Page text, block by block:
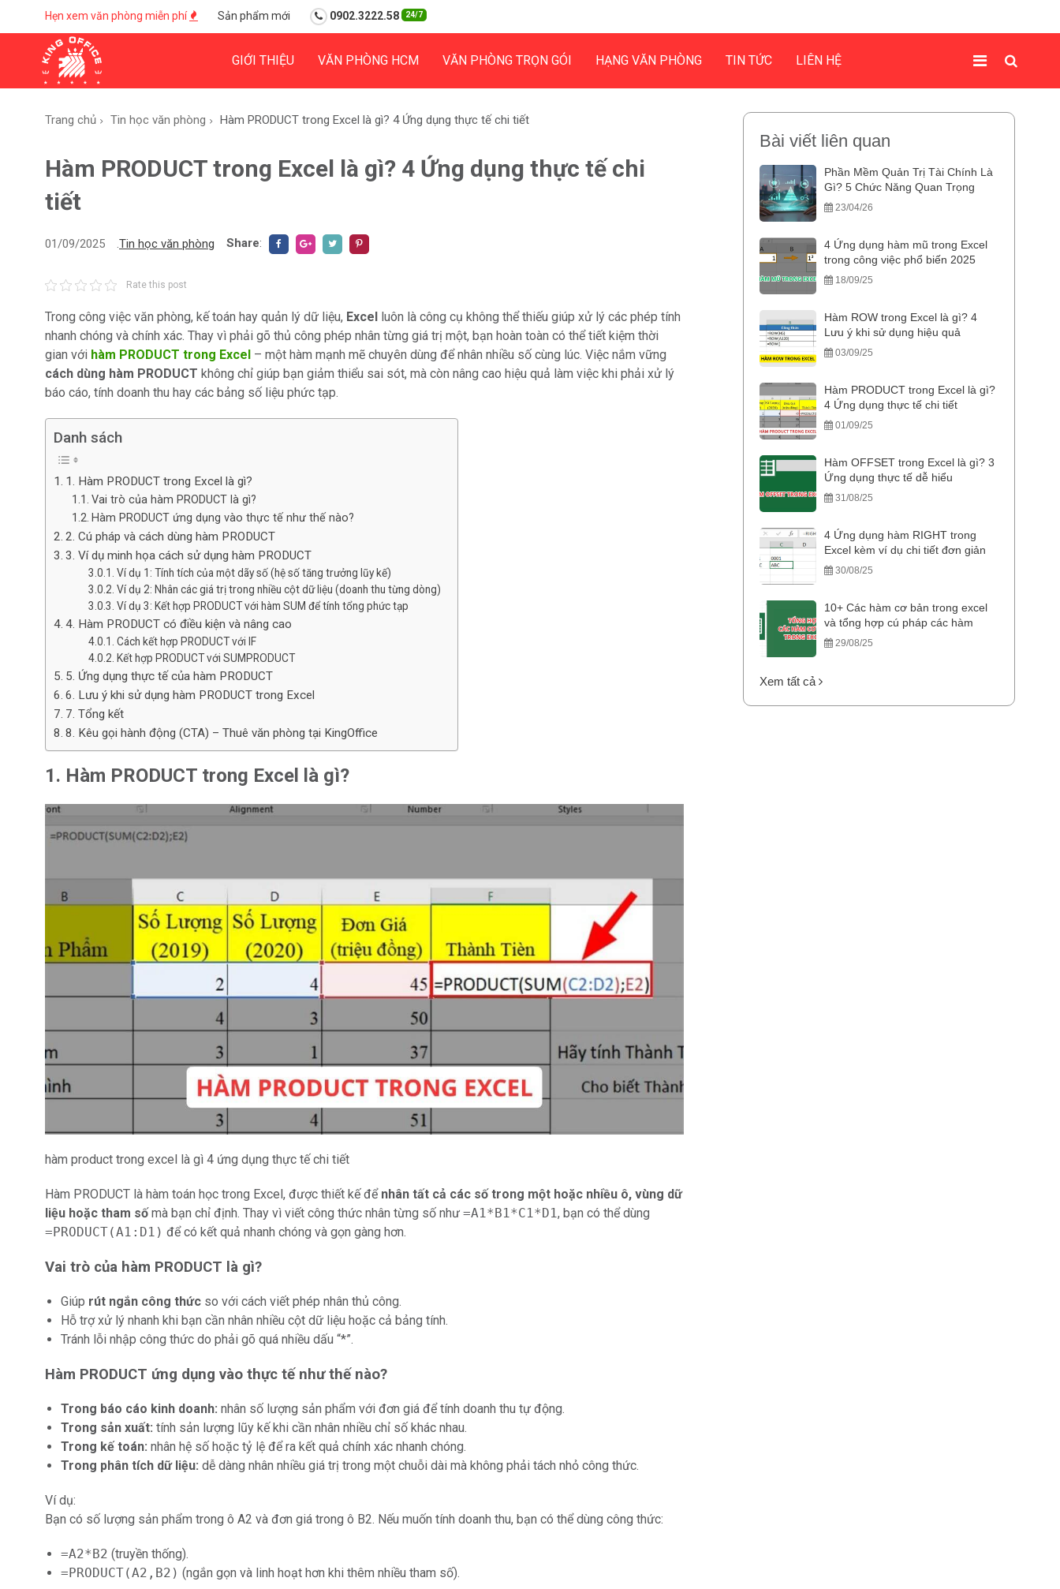
Hẹn xem văn phòng miễn phí Sản phẩm mới 0902.3222.58 24/7
GIỚI THIỆU VĂN PHÒNG HCM VĂN PHÒNG TRỌN GÓI HẠNG VĂN PHÒNG TIN TỨC LIÊN HỆ
Trang chủ Tin học văn phòng Hàm PRODUCT trong Excel là gì? 4 Ứng dụng thực tế chi tiết
Hàm PRODUCT trong Excel là gì? 4 Ứng dụng thực tế chi
tiết
01/09/2025 .Tin học văn phòng Share:
Rate this post
Trong công việc văn phòng, kế toán hay quản lý dữ liệu, Excel luôn là công cụ không thể thiếu giúp xử lý các phép tính
nhanh chóng và chính xác. Thay vì phải gõ thủ công phép nhân từng giá trị một, bạn hoàn toàn có thể tiết kiệm thời
gian với hàm PRODUCT trong Excel – một hàm mạnh mẽ chuyên dùng để nhân nhiều số cùng lúc. Việc nắm vững
cách dùng hàm PRODUCT không chỉ giúp bạn giảm thiểu sai sót, mà còn nâng cao hiệu quả làm việc khi phải xử lý
báo cáo, tính doanh thu hay các bảng số liệu phức tạp.
Danh sách
1. Hàm PRODUCT trong Excel là gì?
Vai trò của hàm PRODUCT là gì?
Hàm PRODUCT ứng dụng vào thực tế như thế nào?
2. Cú pháp và cách dùng hàm PRODUCT
3. Ví dụ minh họa cách sử dụng hàm PRODUCT
Ví dụ 1: Tính tích của một dãy số (hệ số tăng trưởng lũy kế)
Ví dụ 2: Nhân các giá trị trong nhiều cột dữ liệu (doanh thu từng dòng)
Ví dụ 3: Kết hợp PRODUCT với hàm SUM để tính tổng phức tạp
4. Hàm PRODUCT có điều kiện và nâng cao
Cách kết hợp PRODUCT với IF
Kết hợp PRODUCT với SUMPRODUCT
5. Ứng dụng thực tế của hàm PRODUCT
6. Lưu ý khi sử dụng hàm PRODUCT trong Excel
7. Tổng kết
8. Kêu gọi hành động (CTA) – Thuê văn phòng tại KingOffice
1. Hàm PRODUCT trong Excel là gì?
hàm product trong excel là gì 4 ứng dụng thực tế chi tiết
Hàm PRODUCT là hàm toán học trong Excel, được thiết kế để nhân tất cả các số trong một hoặc nhiều ô, vùng dữ
liệu hoặc tham sốmà bạn chỉ định. Thay vì viết công thức nhân từng số như =A1*B1*C1*D1 , bạn có thể dùng
=PRODUCT(A1:D1) để có kết quả nhanh chóng và gọn gàng hơn.
Vai trò của hàm PRODUCT là gì?
Giúp rút ngắn công thức so với cách viết phép nhân thủ công.
Hỗ trợ xử lý nhanh khi bạn cần nhân nhiều cột dữ liệu hoặc cả bảng tính.
Tránh lỗi nhập công thức do phải gõ quá nhiều dấu “*”.
Hàm PRODUCT ứng dụng vào thực tế như thế nào?
Trong báo cáo kinh doanh: nhân số lượng sản phẩm với đơn giá để tính doanh thu tự động.
Trong sản xuất: tính sản lượng lũy kế khi cần nhân nhiều chỉ số khác nhau.
Trong kế toán: nhân hệ số hoặc tỷ lệ để ra kết quả chính xác nhanh chóng.
Trong phân tích dữ liệu: dễ dàng nhân nhiều giá trị trong một chuỗi dài mà không phải tách nhỏ công thức.
Ví dụ:
Bạn có số lượng sản phẩm trong ô A2 và đơn giá trong ô B2. Nếu muốn tính doanh thu, bạn có thể dùng công thức:
=A2*B2 (truyền thống).
=PRODUCT(A2,B2) (ngắn gọn và linh hoạt hơn khi thêm nhiều tham số).
Bài viết liên quan
Phần Mềm Quản Trị Tài Chính Là
Gì? 5 Chức Năng Quan Trọng
23/04/26
4 Ứng dụng hàm mũ trong Excel
trong công việc phổ biến 2025
18/09/25
Hàm ROW trong Excel là gì? 4
Lưu ý khi sử dụng hiệu quả
03/09/25
Hàm PRODUCT trong Excel là gì?
4 Ứng dụng thực tế chi tiết
01/09/25
Hàm OFFSET trong Excel là gì? 3
Ứng dụng thực tế dễ hiểu
31/08/25
4 Ứng dụng hàm RIGHT trong
Excel kèm ví dụ chi tiết đơn giản
30/08/25
10+ Các hàm cơ bản trong excel
và tổng hợp cú pháp các hàm
29/08/25
Xem tất cả